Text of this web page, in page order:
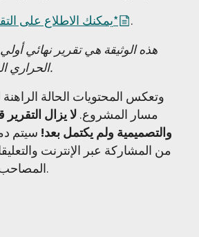
يمكنك الاطلاع على التقرير أو تنزيله من هنا*
.
هذه الوثيقة هي تقرير نهائي
الحراري البلدي لمدينة فوبرتال.
وتعكس المحتويات الحالة
مسار المشروع. لا يزال التقرير
والتصميمية ولم يكتمل بعد! سيتم
من المشاركة عبر الإنترنت
المصاحب في النسخة النهائية.